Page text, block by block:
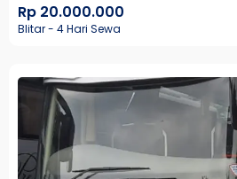
Rp 20.000.000
Blitar - 4 Hari Sewa